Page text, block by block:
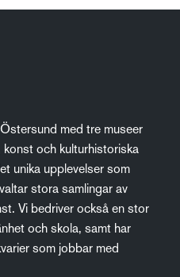
med tre museer
och kulturhistoriska
unika upplevelser som
stora samlingar av
Vi bedriver också en stor
och skola, samt har
som jobbar med